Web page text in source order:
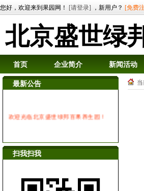
您好，欢迎来到果园网！ [请登录] ，新用户？ [免费
北京盛世绿
首页 企业简介 新闻活动
当
最新公告
欢迎光临北京盛世绿邦百果养生园！
扫我扫我